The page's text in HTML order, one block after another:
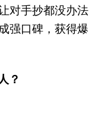
对手抄都没办法
强口碑，获得爆
？